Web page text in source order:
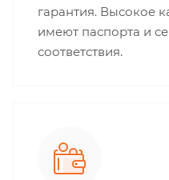
гарантия. Высокое
имеют паспорта и
соответствия.